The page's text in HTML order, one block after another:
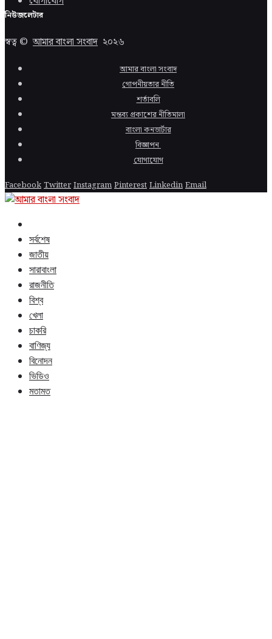
নিউজলেটার
স্বত্ব ©আমার বাংলা সংবাদ ২০২৬
আমার বাংলা সংবাদ
গোপনীয়তার নীতি
শর্তাবলি
মন্তব্য প্রকাশের নীতিমালা
বাংলা কনভার্টার
বিজ্ঞাপন
যোগাযোগ
FacebookTwitterInstagramPinterestLinkedinEmail
সর্বশেষ
জাতীয়
সারাবাংলা
রাজনীতি
বিশ্ব
খেলা
চাকরি
বাণিজ্য
বিনোদন
ভিডিও
মতামত